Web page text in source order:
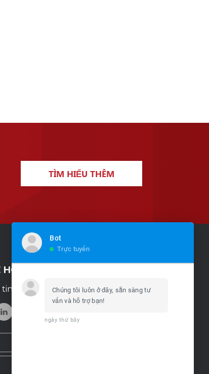
TÌM HIỂU THÊM
và theo dõi chúng tôi trên
Bot
Trực tuyến
Chúng tôi luôn ở đây, sẵn sàng tư
vấn và hỗ trợ bạn!
ngày thứ bảy